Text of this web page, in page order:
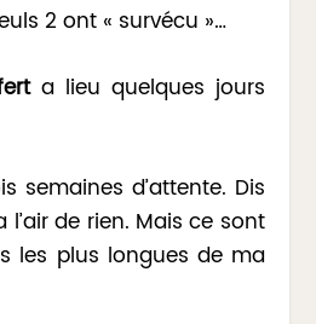
2 ont « survécu »…
a lieu quelques jours
semaines d’attente. Dis
l’air de rien. Mais ce sont
les plus longues de ma